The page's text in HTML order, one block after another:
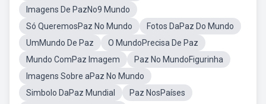
Imagens De PazNo9 Mundo
Só QueremosPaz No Mundo
Fotos DaPaz Do Mundo
UmMundo De Paz
O MundoPrecisa De Paz
Mundo ComPaz Imagem
Paz No MundoFigurinha
Imagens Sobre aPaz No Mundo
Simbolo DaPaz Mundial
Paz NosPaíses